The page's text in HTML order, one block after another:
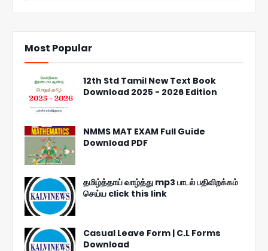
Most Popular
12th Std Tamil New Text Book
Download 2025 - 2026 Edition
NMMS MAT EXAM Full Guide
Download PDF
தமிழ்த்தாய் வாழ்த்து mp3 பாடல் பதிவிறக்கம்
செய்ய click this link
Casual Leave Form | C.L Forms
Download